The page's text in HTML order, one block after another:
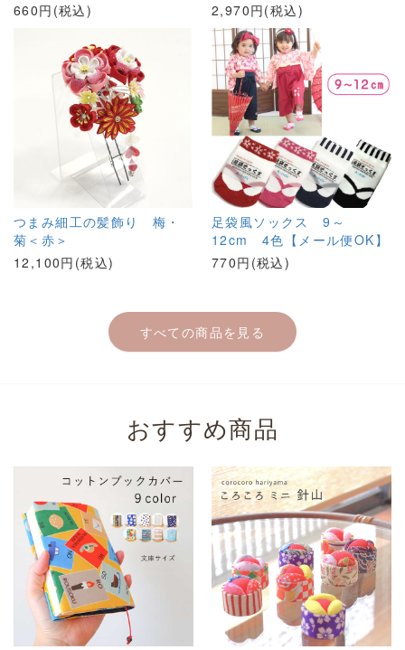
660円(税込)
2,970円(税込)
つまみ細工の髪飾り 梅・
菊＜赤＞
12,100円(税込)
足袋風ソックス 9～
12cm 4色【メール便OK】
770円(税込)
すべての商品を見る
おすすめ商品